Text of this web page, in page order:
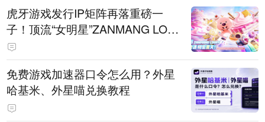
虎牙游戏发行IP矩阵再落重磅一
子！顶流“女明星”ZANMANG LOO
PY 正版3D消除手游《消消奇遇》
惊喜曝光
免费游戏加速器口令怎么用？外星
哈基米、外星喵兑换教程